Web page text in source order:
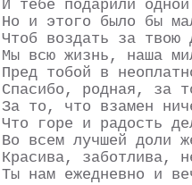
И тебе подарили
Но и этого было бы
Чтоб воздать за твою
Мы всю жизнь, наша
Пред тобой в
Спасибо, родная, за
За то, что взамен
Что горе и радость
Во всем лучшей доли
Красива, заботлива,
Ты нам ежедневно и